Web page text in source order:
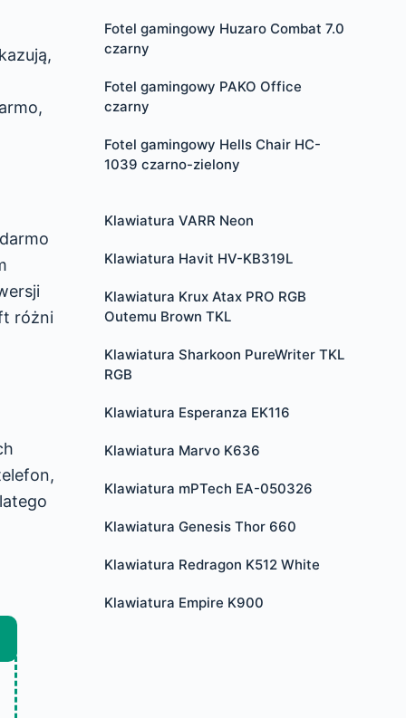
różni
Fotel gamingowy Huzaro Combat 7.0
czarny
Fotel gamingowy PAKO Office
czarny
Fotel gamingowy Hells Chair HC-
1039 czarno-zielony
Klawiatura VARR Neon
Klawiatura Havit HV-KB319L
Klawiatura Krux Atax PRO RGB
Outemu Brown TKL
Klawiatura Sharkoon PureWriter TKL
RGB
Klawiatura Esperanza EK116
Klawiatura Marvo K636
Klawiatura mPTech EA-050326
Klawiatura Genesis Thor 660
Klawiatura Redragon K512 White
Klawiatura Empire K900